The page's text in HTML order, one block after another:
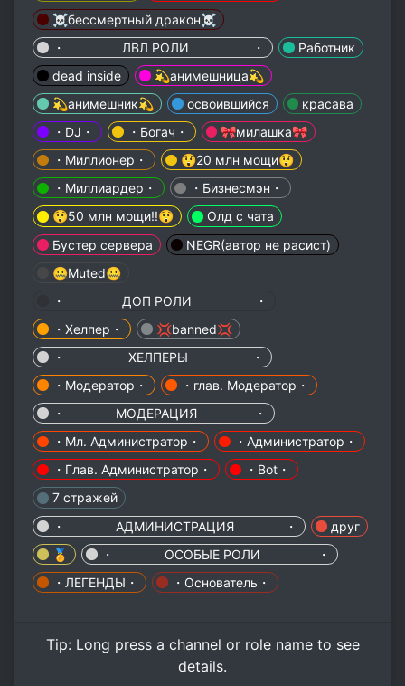
☠️бессмертный дракон☠️
・⁣ ЛВЛ РОЛИ ・
Работник
dead inside
💫анимешница💫
💫анимешник💫
освоившийся
красава
・DJ・
・Богач・
🎀милашка🎀
・Миллионер・
😲20 млн мощи😲
・Миллиардер・
・Бизнесмэн・
😲50 млн мощи!!😲
Олд с чата
Бустер сервера
NEGR(автор не расист)
🤐Muted🤐
・⁣ ДОП РОЛИ ・
・Хелпер・
💢banned💢
・⁣ ХЕЛПЕРЫ ・
・Модератор・
・глав. Модератор・
・⁣ МОДЕРАЦИЯ⁣ ・
・Мл. Администратор・
・Администратор・
・Глав. Администратор・
・Bot・
7 стражей
・⁣ АДМИНИСТРАЦИЯ ・
друг
🏅
・⁣ ОСОБЫЕ РОЛИ ・
・ЛЕГЕНДЫ・
・Основатель・
Tip: Long pressa channel or role name to see
details.